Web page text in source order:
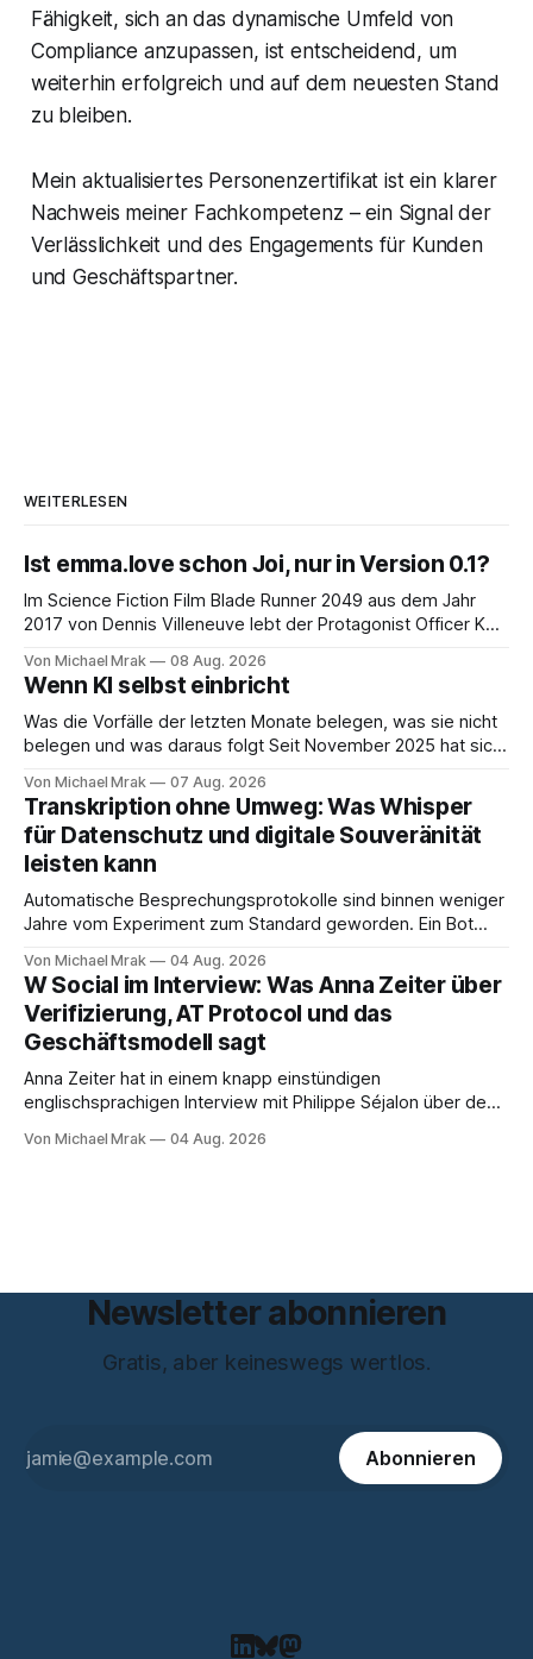
Fähigkeit, sich an das dynamische Umfeld von
Compliance anzupassen, ist entscheidend, um
weiterhin erfolgreich und auf dem neuesten Stand
zu bleiben.
Mein aktualisiertes Personenzertifikat ist ein klarer
Nachweis meiner Fachkompetenz – ein Signal der
Verlässlichkeit und des Engagements für Kunden
und Geschäftspartner.
WEITERLESEN
Ist emma.love schon Joi, nur in Version 0.1?
Im Science Fiction Film Blade Runner 2049 aus dem Jahr
2017 von Dennis Villeneuve lebt der Protagonist Officer K
Big Tech Unternehmen Wallace, der Nachfolgeunternehmen
der Tyrell Cooperation welche man aus dem ersten Blade
Runner Film aus dem Jahr 1982 kennt. Joi
Von Michael Mrak 08 Aug. 2026
Wenn KI selbst einbricht
Was die Vorfälle der letzten Monate belegen, was sie nicht
belegen und was daraus folgt Seit November 2025 hat sich
KI-Systeme Angriffe nicht nur unterstützen, sondern
durchführen können. Sie können. Es gibt inzwischen genug
dokumentierte Fälle, um über Belege statt
Von Michael Mrak 07 Aug. 2026
Transkription ohne Umweg: Was Whisper
für Datenschutz und digitale Souveränität
leisten kann
Automatische Besprechungsprotokolle sind binnen weniger
Jahre vom Experiment zum Standard geworden. Ein Bot
Ende eine Zusammenfassung samt Aufgabenliste. Das
funktioniert gut. Die Frage, die regelmäßig untergeht, lautet:
Wo genau liegt das Audio, wer verarbeitet es und unter
welcher Rechtsgrundlage? Es gibt
Von Michael Mrak 04 Aug. 2026
W Social im Interview: Was Anna Zeiter über
Verifizierung, AT Protocol und das
Geschäftsmodell sagt
Anna Zeiter hat in einem knapp einstündigen
englischsprachigen Interview mit Philippe Séjalon über den
über zehn Jahre Datenschutzbeauftragte bei eBay und hat
Von Michael Mrak 04 Aug. 2026
Newsletter abonnieren
Gratis, aber keineswegs wertlos.
Abonnieren